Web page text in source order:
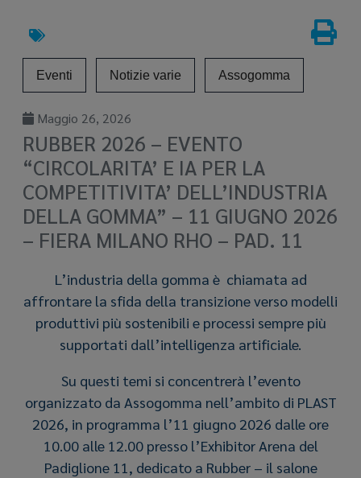
PAD. 11
Mag 26, 2026
Eventi Notizie varie Assogomma
Maggio 26, 2026
RUBBER 2026 – EVENTO
“CIRCOLARITA’ E IA PER LA
COMPETITIVITA’ DELL’INDUSTRIA
DELLA GOMMA” – 11 GIUGNO 2026
– FIERA MILANO RHO – PAD. 11
L’industria della gomma è chiamata ad
affrontare la sfida della transizione verso modelli
produttivi più sostenibili e processi sempre più
supportati dall’intelligenza artificiale.
Su questi temi si concentrerà l’evento
organizzato da Assogomma nell’ambito di PLAST
2026, in programma l’11 giugno 2026 dalle ore
10.00 alle 12.00 presso l’Exhibitor Arena del
Padiglione 11, dedicato a Rubber – il salone